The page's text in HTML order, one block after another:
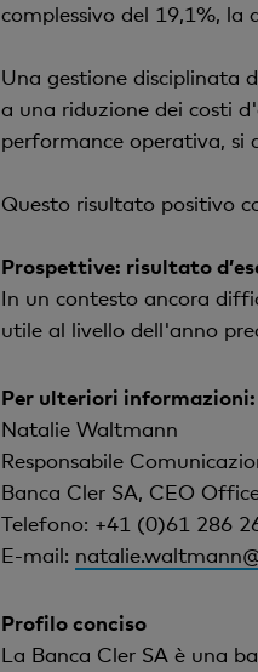
complessivo del 19,1%,
Una gestione disciplinata
a una riduzione dei costi
performance operativa, si
Questo risultato positivo
Prospettive: risultato
In un contesto ancora
utile al livello dell'anno
Per ulteriori informazioni:
Natalie Waltmann
Responsabile
Banca Cler SA, CEO
Telefono: +41 (0)61 286
E-mail:
Profilo conciso
La Banca Cler SA è una